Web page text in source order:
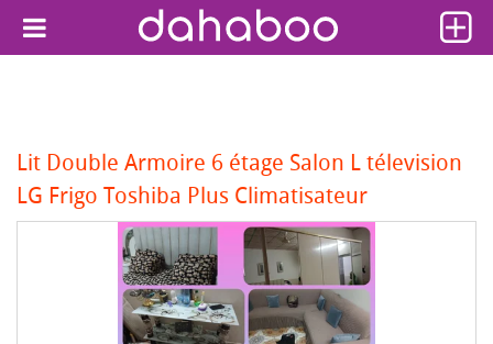
Lit Double Armoire 6 étage Salon L télevision
LG Frigo Toshiba Plus Climatisateur